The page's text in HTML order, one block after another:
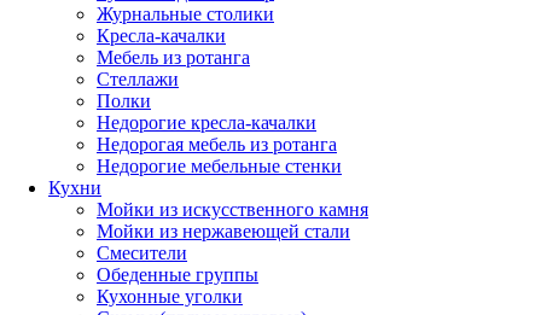
Журнальные столики
Кресла-качалки
Мебель из ротанга
Стеллажи
Полки
Недорогие кресла-качалки
Недорогая мебель из ротанга
Недорогие мебельные стенки
Кухни
Мойки из искусственного камня
Мойки из нержавеющей стали
Смесители
Обеденные группы
Кухонные уголки